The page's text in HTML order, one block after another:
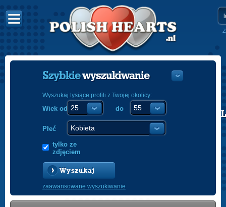
POLISH
Szybkiewyszukiwanie
Wyszukaj tysiące profili z Twojej okolicy:
Wiek od do
Płeć
tylko ze
zdjęciem
Wyszukaj
zaawansowane wyszukiwanie